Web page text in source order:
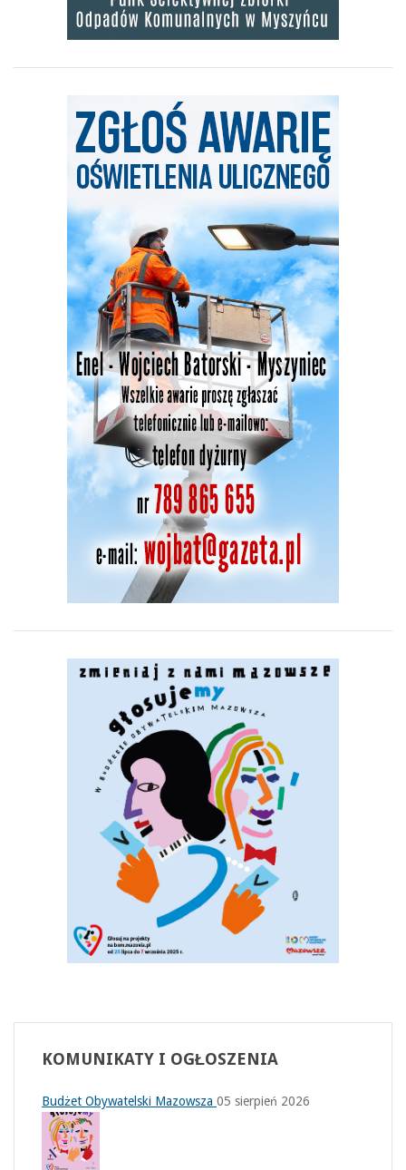
KOMUNIKATY I OGŁOSZENIA
Budżet Obywatelski Mazowsza 05 sierpień 2026